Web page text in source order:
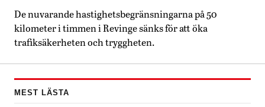
De nuvarande hastighetsbegränsningarna på 50
kilometer i timmen i Revinge sänks för att öka
trafiksäkerheten och tryggheten.